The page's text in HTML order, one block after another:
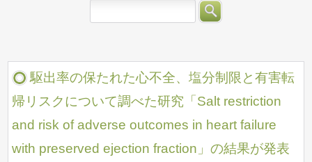
駆出率の保たれた心不全、塩分制限と有害転
帰リスクについて調べた研究「Salt restriction
and risk of adverse outcomes in heart failure
with preserved ejection fraction」の結果が発表